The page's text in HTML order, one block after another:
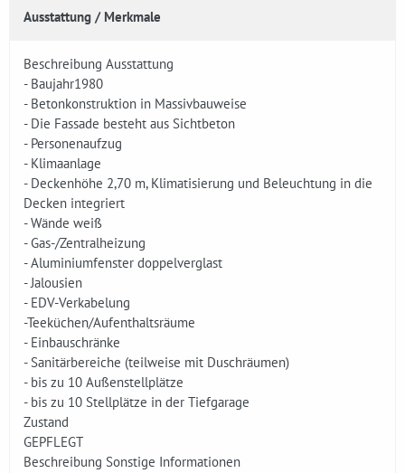
Ausstattung / Merkmale
Beschreibung Ausstattung
- Baujahr1980
- Betonkonstruktion in Massivbauweise
- Die Fassade besteht aus Sichtbeton
- Personenaufzug
- Klimaanlage
- Deckenhöhe 2,70 m, Klimatisierung und Beleuchtung in die
Decken integriert
- Wände weiß
- Gas-/Zentralheizung
- Aluminiumfenster doppelverglast
- Jalousien
- EDV-Verkabelung
-Teeküchen/Aufenthaltsräume
- Einbauschränke
- Sanitärbereiche (teilweise mit Duschräumen)
- bis zu 10 Außenstellplätze
- bis zu 10 Stellplätze in der Tiefgarage
Zustand
GEPFLEGT
Beschreibung Sonstige Informationen